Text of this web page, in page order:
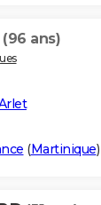
(96 ans)
(Martinique)